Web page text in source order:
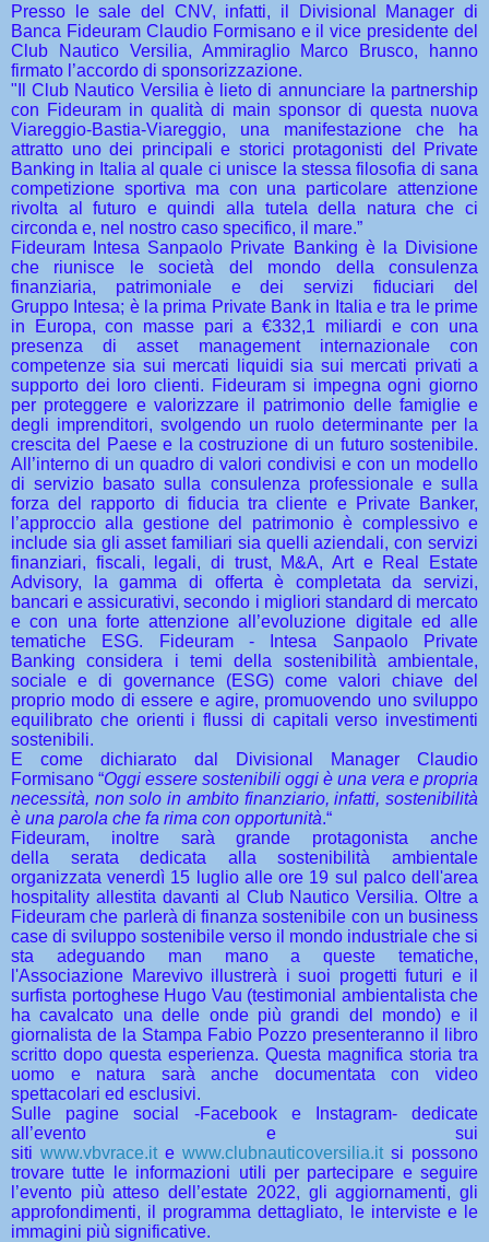
Presso le sale del CNV, infatti, il Divisional Manager di
Banca Fideuram Claudio Formisano e il vice presidente del
Club Nautico Versilia, Ammiraglio Marco Brusco, hanno
firmato l’accordo di sponsorizzazione.
"Il Club Nautico Versilia è lieto di annunciare la partnership
con Fideuram in qualità di main sponsor di questa nuova
Viareggio-Bastia-Viareggio, una manifestazione che ha
attratto uno dei principali e storici protagonisti del Private
Banking in Italia al quale ci unisce la stessa filosofia di sana
competizione sportiva ma con una particolare attenzione
rivolta al futuro e quindi alla tutela della natura che ci
circonda e, nel nostro caso specifico, il mare.”
Fideuram Intesa Sanpaolo Private Banking è la Divisione
che riunisce le società del mondo della consulenza
finanziaria, patrimoniale e dei servizi fiduciari del
Gruppo Intesa; è la prima Private Bank in Italia e tra le prime
in Europa, con masse pari a €332,1 miliardi e con una
presenza di asset management internazionale con
competenze sia sui mercati liquidi sia sui mercati privati a
supporto dei loro clienti. Fideuram si impegna ogni giorno
per proteggere e valorizzare il patrimonio delle famiglie e
degli imprenditori, svolgendo un ruolo determinante per la
crescita del Paese e la costruzione di un futuro sostenibile.
All’interno di un quadro di valori condivisi e con un modello
di servizio basato sulla consulenza professionale e sulla
forza del rapporto di fiducia tra cliente e Private Banker,
l’approccio alla gestione del patrimonio è complessivo e
include sia gli asset familiari sia quelli aziendali, con servizi
finanziari, fiscali, legali, di trust, M&A, Art e Real Estate
Advisory, la gamma di offerta è completata da servizi,
bancari e assicurativi, secondo i migliori standard di mercato
e con una forte attenzione all’evoluzione digitale ed alle
tematiche ESG. Fideuram - Intesa Sanpaolo Private
Banking considera i temi della sostenibilità ambientale,
sociale e di governance (ESG) come valori chiave del
proprio modo di essere e agire, promuovendo uno sviluppo
equilibrato che orienti i flussi di capitali verso investimenti
sostenibili.
E come dichiarato dal Divisional Manager Claudio
Formisano “Oggi essere sostenibili oggi è una vera e propria
necessità, non solo in ambito finanziario, infatti, sostenibilità
è una parola che fa rima con opportunità.“
Fideuram, inoltre sarà grande protagonista anche
della serata dedicata alla sostenibilità ambientale
organizzata venerdì 15 luglio alle ore 19 sul palco dell'area
hospitality allestita davanti al Club Nautico Versilia. Oltre a
Fideuram che parlerà di finanza sostenibile con un business
case di sviluppo sostenibile verso il mondo industriale che si
sta adeguando man mano a queste tematiche,
l'Associazione Marevivo illustrerà i suoi progetti futuri e il
surfista portoghese Hugo Vau (testimonial ambientalista che
ha cavalcato una delle onde più grandi del mondo) e il
giornalista de la Stampa Fabio Pozzo presenteranno il libro
scritto dopo questa esperienza. Questa magnifica storia tra
uomo e natura sarà anche documentata con video
spettacolari ed esclusivi.
Sulle pagine social -Facebook e Instagram- dedicate
all’evento e sui
siti www.vbvrace.ite www.clubnauticoversilia.it si possono
trovare tutte le informazioni utili per partecipare e seguire
l’evento più atteso dell’estate 2022, gli aggiornamenti, gli
approfondimenti, il programma dettagliato, le interviste e le
immagini più significative.